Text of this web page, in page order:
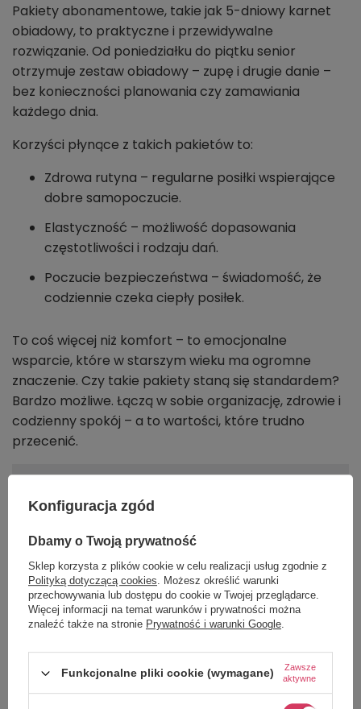
Pakiety abonamentowe, takie jak 5-dniowy karnet
obiadowy, to praktyczne i przewidywalne
rozwiązanie. Od poniedziałku do piątku senior
otrzymuje zestaw obiadowy – zupę i drugie danie –
bez konieczności planowania czy zamawiania
każdego dnia.
Korzyści płynące z takich pakietów to:
Zdrowa rutyna – regularne posiłki wspierające
dobre samopoczucie.
Elastyczność – możliwość dopasowania
częstotliwości i rodzaju dań.
Poczucie bezpieczeństwa – świadomość, że
codziennie czeka ciepły posiłek.
To coś więcej niż komfort – to emocjonalne
wsparcie, które w starszym wieku ma ogromne
znaczenie. Czy takie pakiety staną się standardem?
Bardzo możliwe. Łączą w sobie organizację, zdrowie i
codzienny spokój – a to wartości, które trudno
przecenić.
Konfiguracja zgód
Dbamy o Twoją prywatność
Sklep korzysta z plików cookie w celu realizacji usług zgodnie z
Polityką dotyczącą cookies. Możesz określić warunki
przechowywania lub dostępu do cookie w Twojej przeglądarce.
Więcej informacji na temat warunków i prywatności można
znaleźć także na stronie Prywatność i warunki Google.
Funkcjonalne pliki cookie (wymagane)
Zawsze
aktywne